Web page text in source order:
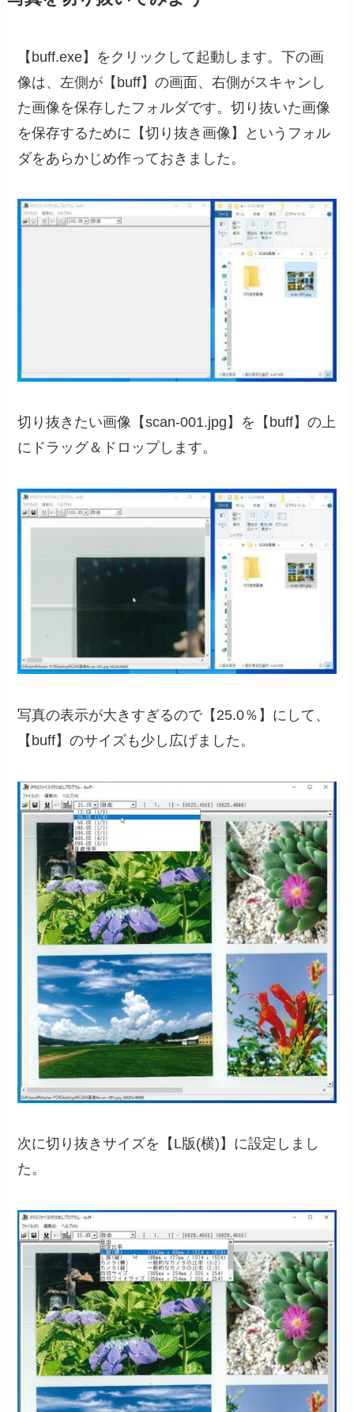
【buff.exe】をクリックして起動します。下の画
像は、左側が【buff】の画面、右側がスキャンし
た画像を保存したフォルダです。切り抜いた画像
を保存するために【切り抜き画像】というフォル
ダをあらかじめ作っておきました。
切り抜きたい画像【scan-001.jpg】を【buff】の上
にドラッグ＆ドロップします。
写真の表示が大きすぎるので【25.0％】にして、
【buff】のサイズも少し広げました。
次に切り抜きサイズを【L版(横)】に設定しまし
た。